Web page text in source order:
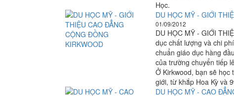
Học.
DU HỌC MỸ - GIỚI
01/09/2012
DU HỌC MỸ - GIỚI
dục chất lượng và chi
chuẩn giáo dục hàng
của trường chuyển tiếp
Ở Kirkwood, bạn sẽ học
giới, từ khắp Hoa Kỳ và
DU HỌC MỸ - CAO